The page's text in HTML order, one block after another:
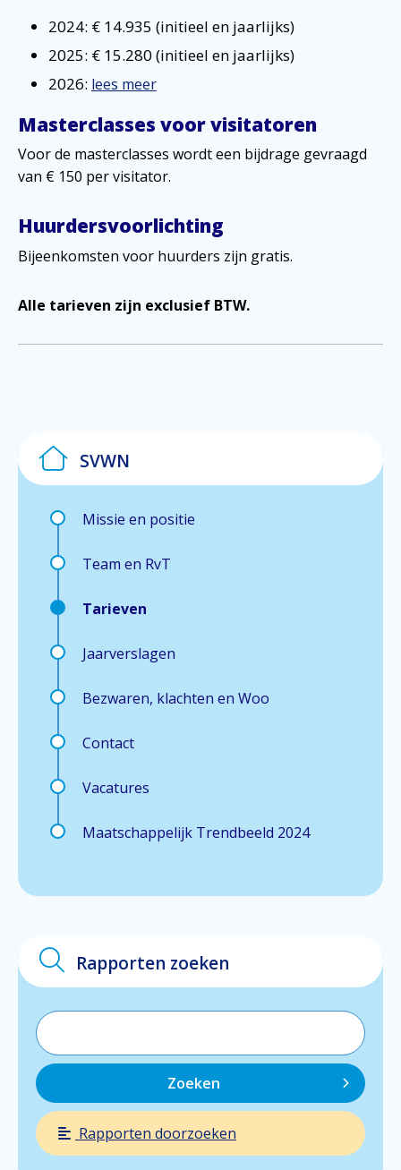
2024: € 14.935 (initieel en jaarlijks)
2025: € 15.280 (initieel en jaarlijks)
2026: lees meer
Masterclasses voor visitatoren
Voor de masterclasses wordt een bijdrage gevraagd
van € 150 per visitator.
Huurdersvoorlichting
Bijeenkomsten voor huurders zijn gratis.
Alle tarieven zijn exclusief BTW.
SVWN
Missie en positie
Team en RvT
Tarieven
Jaarverslagen
Bezwaren, klachten en Woo
Contact
Vacatures
Maatschappelijk Trendbeeld 2024
Rapporten zoeken
Zoeken
Rapporten doorzoeken